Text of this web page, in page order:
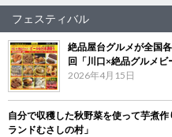
フェスティバル
絶品屋台グルメが全国
回「川口×絶品グルメ
2026年4月15日
自分で収穫した秋野菜を使って芋煮
ランドむさしの村」